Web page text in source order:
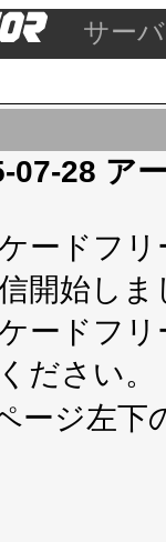
サー
07-28 ア
ードフ
開始し
ードフ
ださい。
ージ左下